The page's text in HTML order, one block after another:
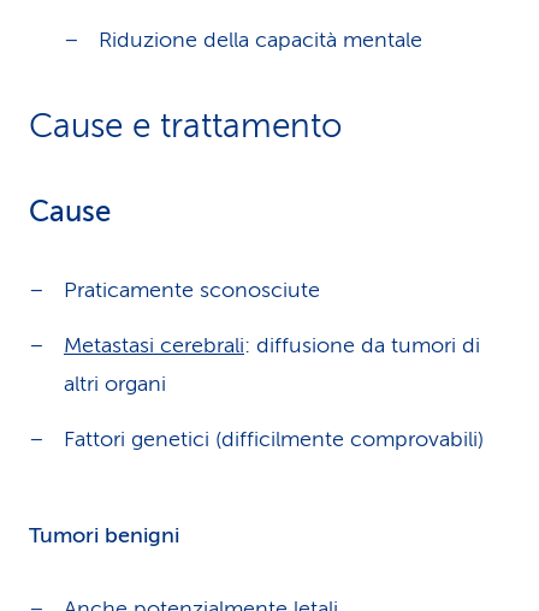
Riduzione della capacità mentale
Cause e trattamento
Cause
Praticamente sconosciute
Metastasi cerebrali: diffusione da tumori di
altri organi
Fattori genetici (difficilmente comprovabili)
Tumori benigni